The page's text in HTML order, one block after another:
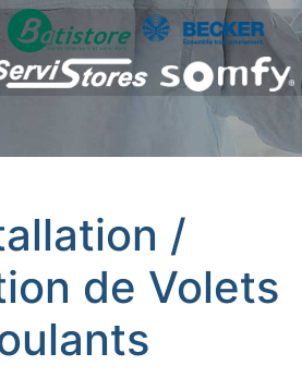
/
de Volets